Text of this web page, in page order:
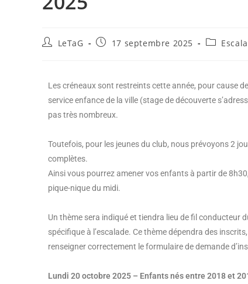
LeTaG 17 septembre 2025
Les créneaux sont restreints cette année, pour cause
service enfance de la ville (stage de découverte
pas très nombreux.
Toutefois, pour les jeunes du club, nous prévoyons 2
complètes.
Ainsi vous pourrez amener vos enfants à partir de
pique-nique du midi.
Un thème sera indiqué et tiendra lieu de fil conducteur
spécifique à l’escalade. Ce thème dépendra des
renseigner correctement le formulaire de demande
Lundi 20 octobre 2025 – Enfants nés entre 2018 et